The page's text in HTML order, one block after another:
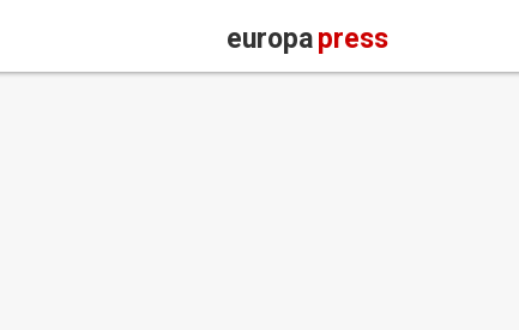
europapress